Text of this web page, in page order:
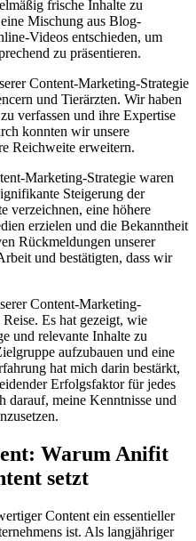
frische Inhalte zu
Mischung aus Blog-
Videos entschieden, um
zu präsentieren.
Content-Marketing-Strategie
und Tierärzten. Wir haben
verfassen und ihre Expertise
konnten wir unsere
Reichweite erweitern.
Marketing-Strategie waren
Steigerung der
verzeichnen, eine höhere
erzielen und die Bekanntheit
Rückmeldungen unserer
und bestätigten, dass wir
Content-Marketing-
Es hat gezeigt, wie
und relevante Inhalte zu
aufzubauen und eine
hat mich darin bestärkt,
Erfolgsfaktor für jedes
darauf, meine Kenntnisse und
Warum Anifit
setzt
Content ein essentieller
ist. Als langjähriger